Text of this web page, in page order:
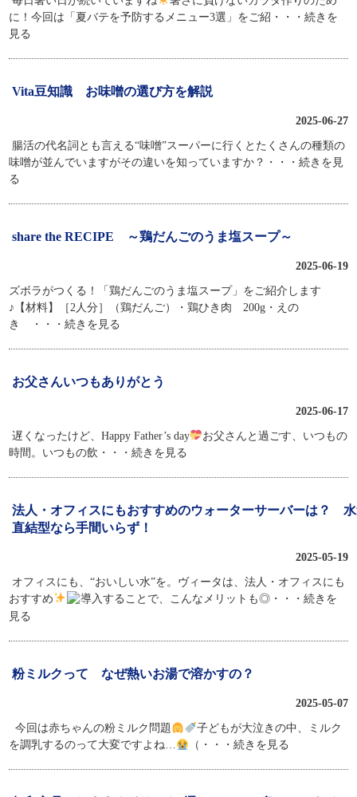
に！今回は「夏バテを予防するメニュー3選」をご紹 ・・・続きを
見る
Vita豆知識 お味噌の選び方を解説
2025-06-27
腸活の代名詞とも言える“味噌”スーパーに行くとたくさんの種類の
味噌が並んでいますがその違いを知っていますか？ ・・・続きを見
る
share the RECIPE ～鶏だんごのうま塩スープ～
2025-06-19
ズボラがつくる！「鶏だんごのうま塩スープ」をご紹介します
♪【材料】［2人分］（鶏だんご）・鶏ひき肉 200g・えの
き
・・・続きを見る
お父さんいつもありがとう
2025-06-17
遅くなったけど、Happy Father’s day
お父さんと過ごす、いつもの
時間。いつもの飲 ・・・続きを見る
法人・オフィスにもおすすめのウォーターサーバーは？
直結型なら手間いらず！
2025-05-19
オフィスにも、“おいしい水”を。ヴィータは、法人・オフィスにも
おすすめ
導入することで、こんなメリットも◎ ・・・続きを
見る
粉ミルクって なぜ熱いお湯で溶かすの？
2025-05-07
今回は赤ちゃんの粉ミルク問題
子どもが大泣きの中、ミルク
を調乳するのって大変ですよね…
（ ・・・続きを見る